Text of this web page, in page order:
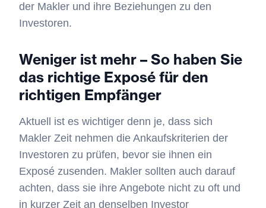
der Makler und ihre Beziehungen zu den
Investoren.
Weniger ist mehr – So haben Sie
das richtige Exposé für den
richtigen Empfänger
Aktuell ist es wichtiger denn je, dass sich
Makler Zeit nehmen die Ankaufskriterien der
Investoren zu prüfen, bevor sie ihnen ein
Exposé zusenden. Makler sollten auch darauf
achten, dass sie ihre Angebote nicht zu oft und
in kurzer Zeit an denselben Investor